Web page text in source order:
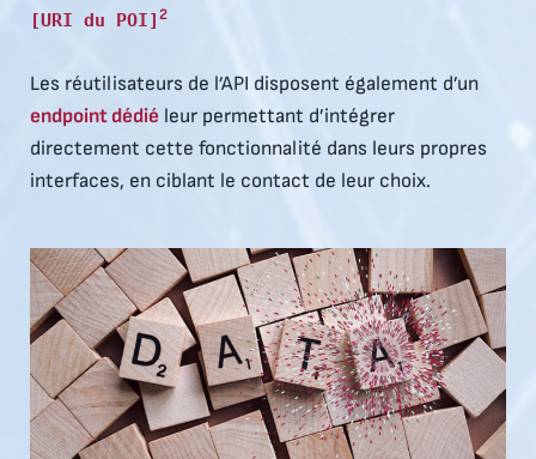
[URI du POI] 2
Les réutilisateurs de l’API disposent également d’un
endpoint dédié leur permettant d’intégrer
directement cette fonctionnalité dans leurs propres
interfaces, en ciblant le contact de leur choix.